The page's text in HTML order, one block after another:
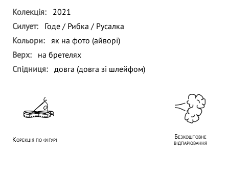
Колекція:
2021
Силует:
Годе / Рибка / Русалка
Кольори: як на фото (айворі)
Верх:
на бретелях
Спідниця: довга (довга зі шлейфом)
Корекція по фігурі Безкоштовне
відпарювання